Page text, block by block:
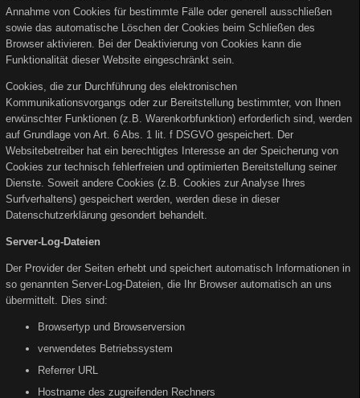
Annahme von Cookies für bestimmte Fälle oder generell ausschließen
sowie das automatische Löschen der Cookies beim Schließen des
Browser aktivieren. Bei der Deaktivierung von Cookies kann die
Funktionalität dieser Website eingeschränkt sein.
Cookies, die zur Durchführung des elektronischen
Kommunikationsvorgangs oder zur Bereitstellung bestimmter, von Ihnen
erwünschter Funktionen (z.B. Warenkorbfunktion) erforderlich sind, werden
auf Grundlage von Art. 6 Abs. 1 lit. f DSGVO gespeichert. Der
Websitebetreiber hat ein berechtigtes Interesse an der Speicherung von
Cookies zur technisch fehlerfreien und optimierten Bereitstellung seiner
Dienste. Soweit andere Cookies (z.B. Cookies zur Analyse Ihres
Surfverhaltens) gespeichert werden, werden diese in dieser
Datenschutzerklärung gesondert behandelt.
Server-Log-Dateien
Der Provider der Seiten erhebt und speichert automatisch Informationen in
so genannten Server-Log-Dateien, die Ihr Browser automatisch an uns
übermittelt. Dies sind:
Browsertyp und Browserversion
verwendetes Betriebssystem
Referrer URL
Hostname des zugreifenden Rechners